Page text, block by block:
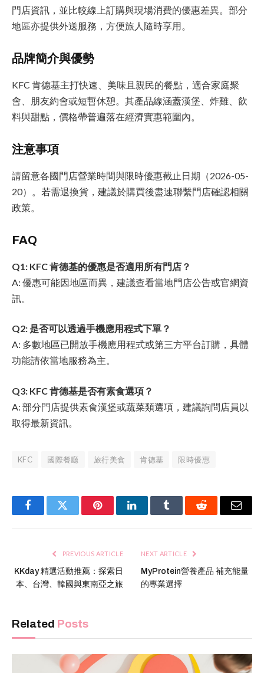
門店資訊，並比較線上訂購與現場消費的優惠差異。部分
地區亦提供外送服務，方便旅人隨時享用。
品牌簡介與優勢
KFC 肯德基主打快速、美味且親民的餐點，適合家庭聚
會、朋友約會或短暫休憩。其產品線涵蓋漢堡、炸雞、飲
料與甜點，價格帶普遍落在經濟實惠範圍內。
注意事項
請留意各國門店營業時間與限時優惠截止日期（2026-05-
20）。若需退換貨，建議於購買後盡速聯繫門店確認相關
政策。
FAQ
Q1: KFC 肯德基的優惠是否適用所有門店？
A: 優惠可能因地區而異，建議查看當地門店公告或官網資
訊。
Q2: 是否可以透過手機應用程式下單？
A: 多數地區已開放手機應用程式或第三方平台訂購，具體
功能請依當地服務為主。
Q3: KFC 肯德基是否有素食選項？
A: 部分門店提供素食漢堡或蔬菜類選項，建議詢問店員以
取得最新資訊。
KFC 國際餐廳 旅行美食 肯德基 限時優惠
FacebookTwitter PinterestLinkedInTumblr Reddit Email
PREVIOUS ARTICLE
KKday 精選活動推薦：探索日
本、台灣、韓國與東南亞之旅
NEXT ARTICLE
MyProtein營養產品 補充能量
的專業選擇
Related Posts